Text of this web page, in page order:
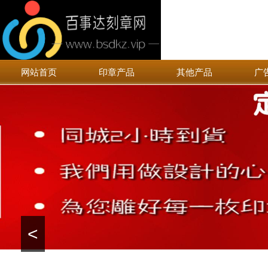
网站首页 印章产品 其他产品 广
<